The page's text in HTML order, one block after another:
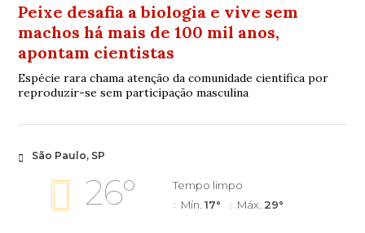
Peixe desafia a biologia e vive sem
machos há mais de 100 mil anos,
apontam cientistas
Espécie rara chama atenção da comunidade científica por
reproduzir-se sem participação masculina
São Paulo, SP
26°
Tempo limpo
Mín. 17° Máx. 29°